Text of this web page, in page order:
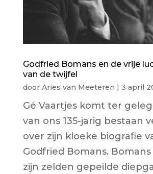
Godfried Bomans en de vrije
van de twijfel
door Aries van Meeteren | 3 april
Gé Vaartjes komt ter
van ons 135-jarig bestaan
over zijn kloeke biografie
Godfried Bomans.
zijn zelden gepeilde